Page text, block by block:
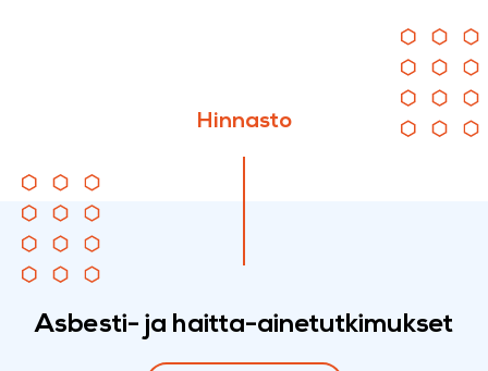
Hinnasto
Asbesti- ja haitta-ainetutkimukset